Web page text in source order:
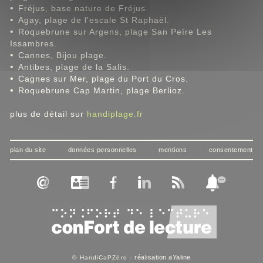
• Fréjus, base nature de Fréjus.
• Agay, plage de l'escale St Raphaël.
• Roquebrune sur Argens, plage San Peïre Les
Issambres.
• Cannes, Bijou plage.
• Antibes, plage de la Salis.
• Cagnes sur Mer, plage du Port du Cros.
• Roquebrune Cap Martin, plage Berlioz.
plus de détail sur handiplage.fr
plan du site données personnelles mentions consentement
© HandiCaPZéro -réalisation aYaline